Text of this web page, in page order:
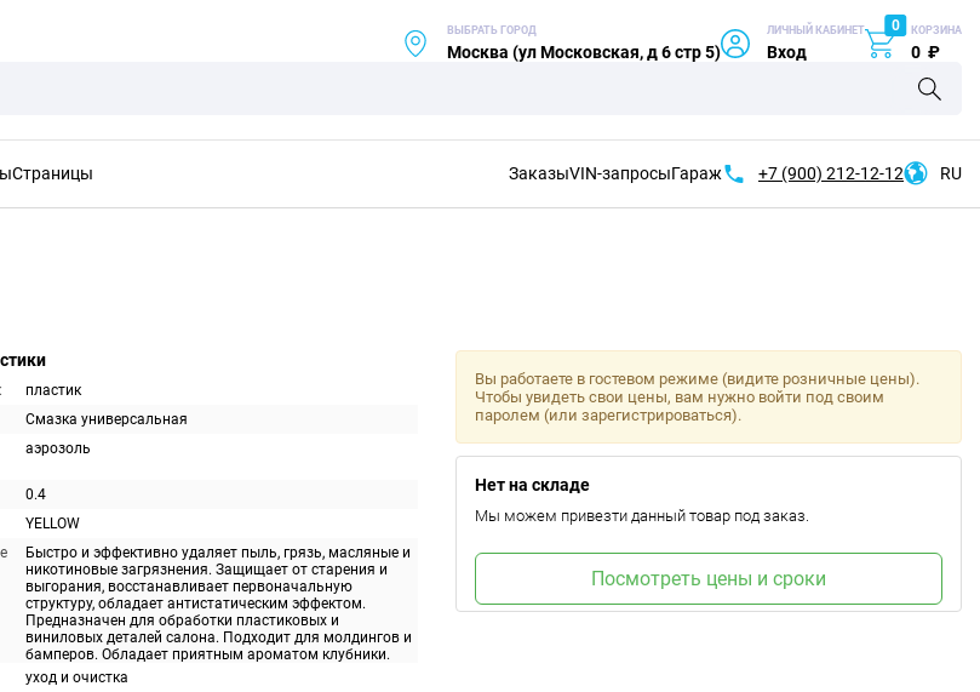
ВЫБРАТЬ ГОРОД
Москва (ул Московская, д 6 стр 5)
ЛИЧНЫЙ КАБИНЕТ
Вход
0 КОРЗИНА
0 ₽
Страницы ЗаказыVIN-запросыГараж +7 (900) 212-12-12 RU
пластик
Смазка универсальная
аэрозоль
0.4
YELLOW
Быстро и эффективно удаляет пыль, грязь, масляные и
никотиновые загрязнения. Защищает от старения и
выгорания, восстанавливает первоначальную
структуру, обладает антистатическим эффектом.
Предназначен для обработки пластиковых и
виниловых деталей салона. Подходит для молдингов и
бамперов. Обладает приятным ароматом клубники.
уход и очистка
Вы работаете в гостевом режиме (видите розничные цены).
Чтобы увидеть свои цены, вам нужно войти под своим
паролем (или зарегистрироваться).
Нет на складе
Мы можем привезти данный товар под заказ.
Посмотреть цены и сроки